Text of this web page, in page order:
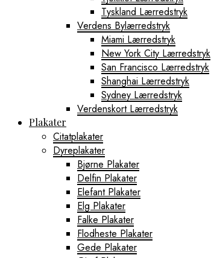
Tyskland Lærredstryk
Verdens Bylærredstryk
Miami Lærredstryk
New York City Lærredstryk
San Francisco Lærredstryk
Shanghai Lærredstryk
Sydney Lærredstryk
Verdenskort Lærredstryk
Plakater
Citatplakater
Dyreplakater
Bjørne Plakater
Delfin Plakater
Elefant Plakater
Elg Plakater
Falke Plakater
Flodheste Plakater
Gede Plakater